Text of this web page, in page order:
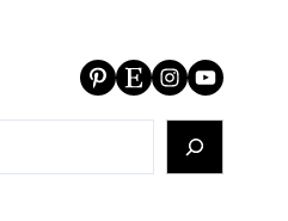
Pinterest Etsy Instagram YouTube